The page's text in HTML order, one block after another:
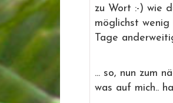
zu Wort :-) wie
möglichst wenig
Tage
... so, nun zum
was auf mich..